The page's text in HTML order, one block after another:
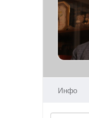
Инфо